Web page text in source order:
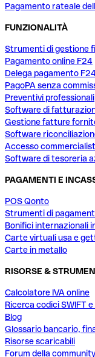
Pagamento rateale
FUNZIONALITÀ
Strumenti di gestione
Pagamento online F24
Delega pagamento
PagoPA senza
Preventivi professionali
Software di
Gestione fatture
Software
Accesso
Software di tesoreria
PAGAMENTI E
POS Qonto
Strumenti di
Bonifici internazionali
Carte virtuali usa e
Carte in metallo
RISORSE &
Calcolatore IVA online
Ricerca codici SWIFT e
Blog
Glossario bancario,
Risorse scaricabili
Forum della community